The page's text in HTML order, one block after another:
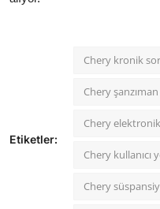
Etiketler:
Chery kronik
Chery
Chery
Chery kullanıcı
Chery